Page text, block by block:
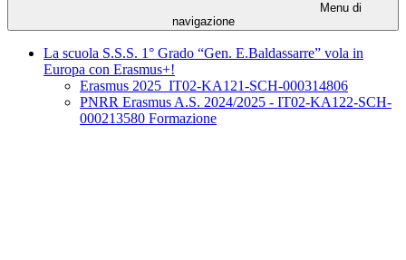
Menu di
navigazione
La scuola S.S.S. 1° Grado “Gen. E.Baldassarre” vola in
Europa con Erasmus+!
Erasmus 2025_IT02-KA121-SCH-000314806
PNRR Erasmus A.S. 2024/2025 - IT02-KA122-SCH-
000213580 Formazione